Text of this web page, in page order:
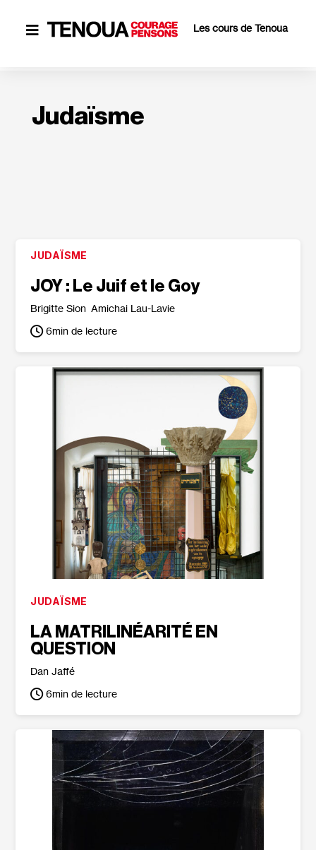
 Les cours de Tenoua
Judaïsme
JUDAÏSME
JOY : Le Juif et le Goy
Brigitte Sion Amichai Lau-Lavie
6min de lecture
JUDAÏSME
LA MATRILINÉARITÉ EN
QUESTION
Dan Jaffé
6min de lecture